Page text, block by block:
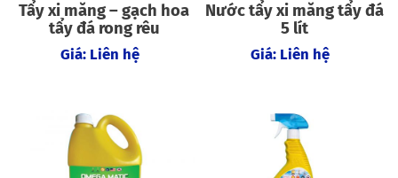
Tẩy xi măng – gạch hoa
tẩy đá rong rêu
Giá: Liên hệ
Nước tẩy xi măng tẩy đá
5 lít
Giá: Liên hệ